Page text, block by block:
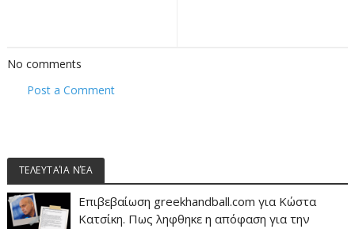
No comments
Post a Comment
ΤΕΛΕΥΤΑΊΑ ΝΈΑ
Επιβεβαίωση greekhandball.com για Κώστα
Κατσίκη. Πως ληφθηκε η απόφαση για την